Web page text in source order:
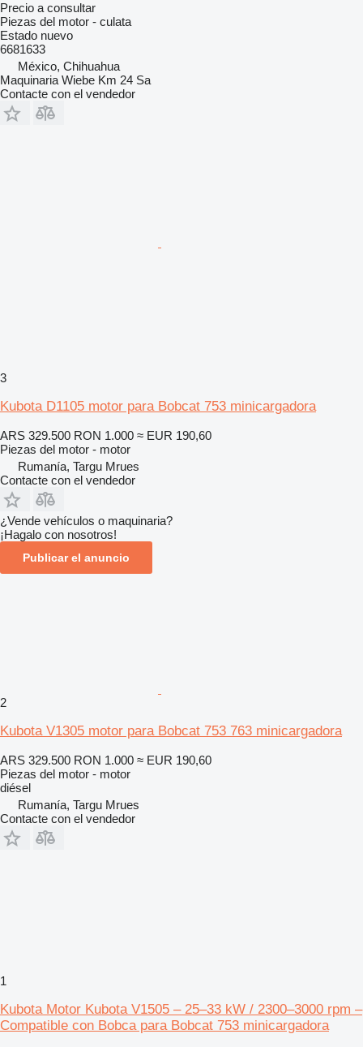
Precio a consultar
Piezas del motor - culata
Estado nuevo
6681633
México, Chihuahua
Maquinaria Wiebe Km 24 Sa
Contacte con el vendedor
3
Kubota D1105 motor para Bobcat 753 minicargadora
ARS 329.500 RON 1.000 ≈ EUR 190,60
Piezas del motor - motor
Rumanía, Targu Mrues
Contacte con el vendedor
¿Vende vehículos o maquinaria?
¡Hagalo con nosotros!
Publicar el anuncio
2
Kubota V1305 motor para Bobcat 753 763 minicargadora
ARS 329.500 RON 1.000 ≈ EUR 190,60
Piezas del motor - motor
diésel
Rumanía, Targu Mrues
Contacte con el vendedor
1
Kubota Motor Kubota V1505 – 25–33 kW / 2300–3000 rpm –
Compatible con Bobca para Bobcat 753 minicargadora